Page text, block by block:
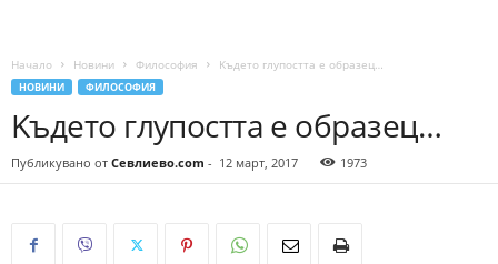
Начало Новини Философия Kъдето глупостта е образец…
НОВИНИ ФИЛОСОФИЯ
Kъдето глупостта е образец…
Публикувано от Севлиево.com - 12 март, 2017 1973